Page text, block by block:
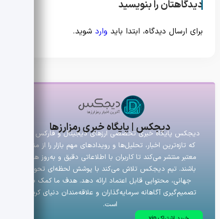
دیدگاهتان را بنویسید
برای ارسال دیدگاه، ابتدا باید وارد شوید.
دیجکس | پایگاه خبری رمزارزها
دیجکس پایگاه خبری تخصصی ارزهای دیجیتال و فارکس است
که تازه‌ترین اخبار، تحلیل‌ها و رویدادهای مهم بازار را از منابع
معتبر منتشر می‌کند تا کاربران با اطلاعاتی دقیق و به‌روز همراه
باشند. تیم دیجکس تلاش می‌کند با پوشش لحظه‌ای تحولات
جهانی، محتوایی قابل اعتماد ارائه دهد. هدف ما کمک به
تصمیم‌گیری آگاهانه سرمایه‌گذاران و علاقه‌مندان دنیای کریپتو
است.